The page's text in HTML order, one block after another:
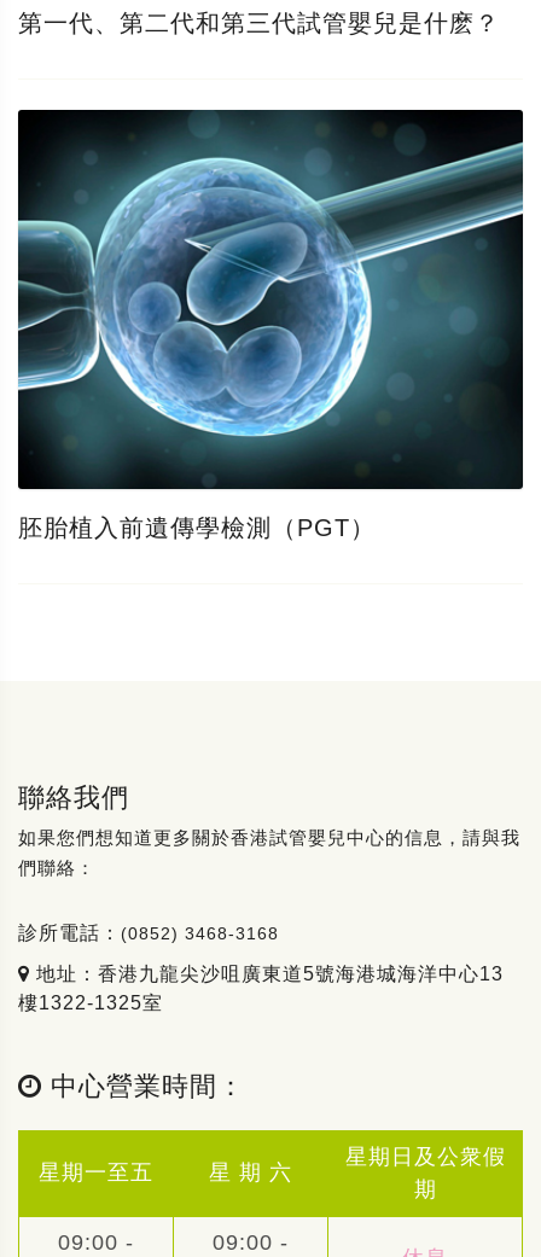
第一代、第二代和第三代試管嬰兒是什麽？
胚胎植入前遺傳學檢測（PGT）
聯絡我們
如果您們想知道更多關於香港試管嬰兒中心的信息，請與我
們聯絡：
診所電話： (0852) 3468-3168
地址：香港九龍尖沙咀廣東道5號海港城海洋中心13
樓1322-1325室
中心營業時間：
星期一至五 星 期 六
星期日及公衆假
期
09:00 - 09:00 -